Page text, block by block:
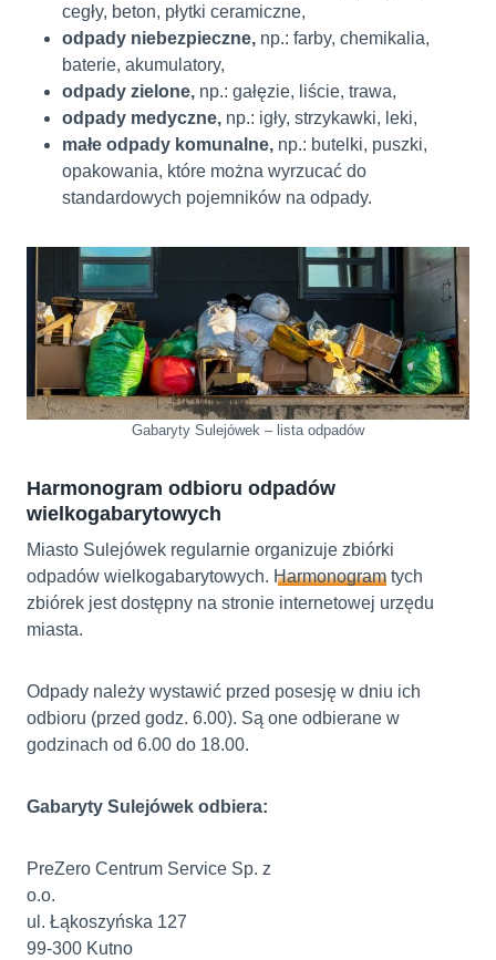
cegły, beton, płytki ceramiczne,
odpady niebezpieczne, np.: farby, chemikalia,
baterie, akumulatory,
odpady zielone, np.: gałęzie, liście, trawa,
odpady medyczne, np.: igły, strzykawki, leki,
małe odpady komunalne, np.: butelki, puszki,
opakowania, które można wyrzucać do
standardowych pojemników na odpady.
Gabaryty Sulejówek – lista odpadów
Harmonogram odbioru odpadów
wielkogabarytowych
Miasto Sulejówek regularnie organizuje zbiórki
odpadów wielkogabarytowych. Harmonogram tych
zbiórek jest dostępny na stronie internetowej urzędu
miasta.
Odpady należy wystawić przed posesję w dniu ich
odbioru (przed godz. 6.00). Są one odbierane w
godzinach od 6.00 do 18.00.
Gabaryty Sulejówek odbiera:
PreZero Centrum Service Sp. z
o.o.
ul. Łąkoszyńska 127
99-300 Kutno